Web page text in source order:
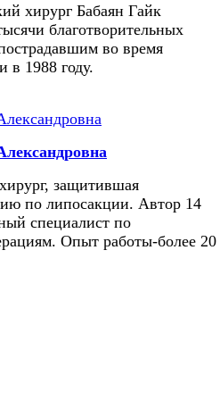
хирург Бабаян Гайк
благотворительных
во время
в 1988 году.
защитившая
по липосакции. Автор 14
специалист по
Опыт работы-более 20